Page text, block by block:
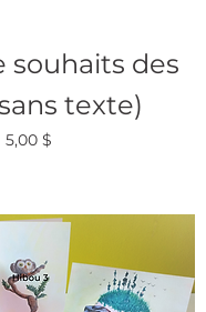
souhaits des
texte)
Prix
5,00 $